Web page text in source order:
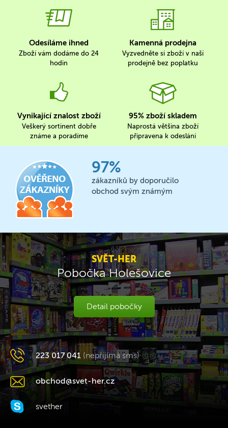
Odesíláme ihned
Zboží vám dodáme do 24
hodin
Kamenná prodejna
Vyzvedněte si zboží v naší
prodejně bez poplatku
Vynikající znalost zboží
Veškerý sortinent dobře
známe a poradíme
95% zboží skladem
Naprostá většina zboží
připravena k odeslání
97%
zákazníků by doporučilo
obchod svým známým
SVĚT-HER
Pobočka Holešovice
Detail pobočky
223 017 041 (nepřijímá sms)
obchod@svet-her.cz
svether